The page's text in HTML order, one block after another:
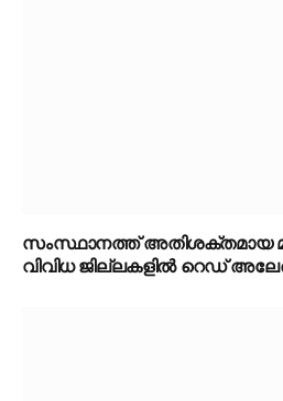
സംസ്ഥാനത്ത് അതിശക്തമായ
വിവിധ ജില്ലകളിൽ റെഡ്